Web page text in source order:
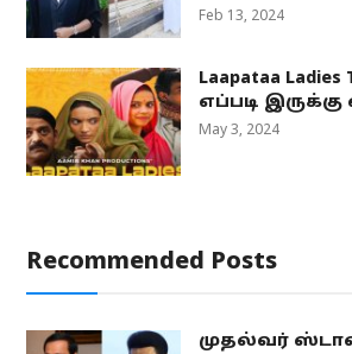
Feb 13, 2024
Laapataa Ladies
எப்படி இருக்கு
May 3, 2024
Recommended Posts
முதல்வர்